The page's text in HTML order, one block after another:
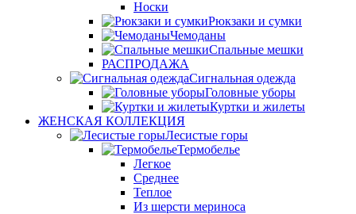
Носки
Рюкзаки и сумки
Чемоданы
Спальные мешки
РАСПРОДАЖА
Сигнальная одежда
Головные уборы
Куртки и жилеты
ЖЕНСКАЯ КОЛЛЕКЦИЯ
Лесистые горы
Термобелье
Легкое
Среднее
Теплое
Из шерсти мериноса